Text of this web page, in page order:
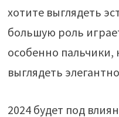
хотите выглядеть
большую роль
особенно
выглядеть
2024 будет под